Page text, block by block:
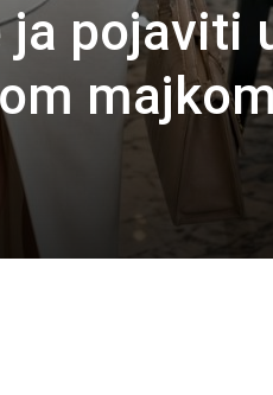
ja pojaviti